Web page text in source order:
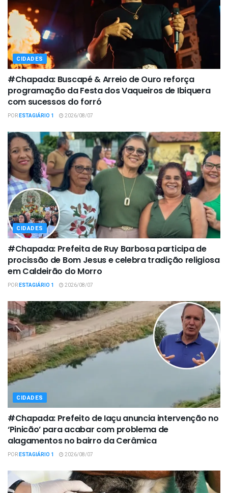
CIDADES
#Chapada: Buscapé & Arreio de Ouro reforça
programação da Festa dos Vaqueiros de Ibiquera
com sucessos do forró
PORESTAGIÁRIO 1 2026/08/07
CIDADES
#Chapada: Prefeita de Ruy Barbosa participa de
procissão de Bom Jesus e celebra tradição religiosa
em Caldeirão do Morro
PORESTAGIÁRIO 1 2026/08/07
CIDADES
#Chapada: Prefeito de Iaçu anuncia intervenção no
‘Pinicão’ para acabar com problema de
alagamentos no bairro da Cerâmica
PORESTAGIÁRIO 1 2026/08/07